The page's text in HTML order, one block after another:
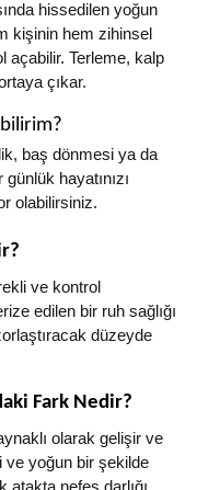
hissedilen yoğun
kişinin hem zihinsel
açabilir. Terleme, kalp
çıkar.
baş dönmesi ya da
hayatınızı
olabilirsiniz.
ve kontrol
edilen bir ruh sağlığı
düzeyde
Fark Nedir?
olarak gelişir ve
ve yoğun bir şekilde